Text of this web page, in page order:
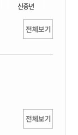
신중년
전체보기
전체보기